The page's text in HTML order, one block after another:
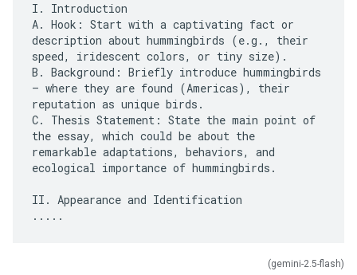
I. Introduction
A. Hook: Start with a captivating fact or
description about hummingbirds (e.g., their
speed, iridescent colors, or tiny size).
B. Background: Briefly introduce hummingbirds
– where they are found (Americas), their
reputation as unique birds.
C. Thesis Statement: State the main point of
the essay, which could be about the
remarkable adaptations, behaviors, and
ecological importance of hummingbirds.
II. Appearance and Identification
(gemini-2.5-flash)